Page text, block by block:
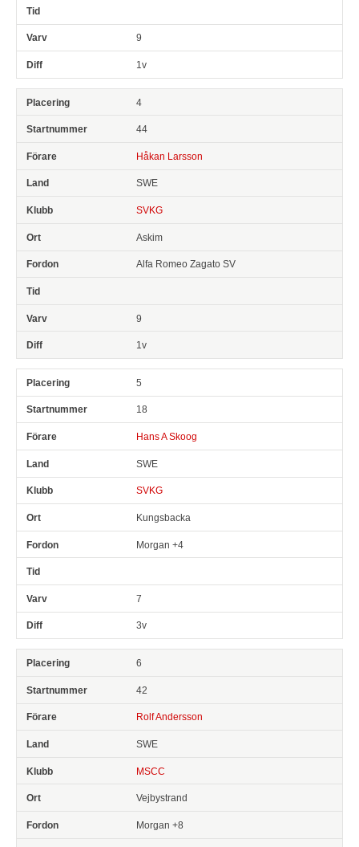
9
1v
4
44
Håkan Larsson
SWE
SVKG
Askim
Alfa Romeo Zagato SV
9
1v
5
18
Hans A Skoog
SWE
SVKG
Kungsbacka
Morgan +4
7
3v
6
42
Rolf Andersson
SWE
MSCC
Vejbystrand
Morgan +8